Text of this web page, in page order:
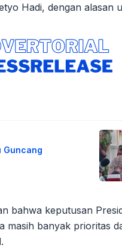
Hadi, dengan alasan
Guncang
bahwa keputusan
masih banyak prioritas